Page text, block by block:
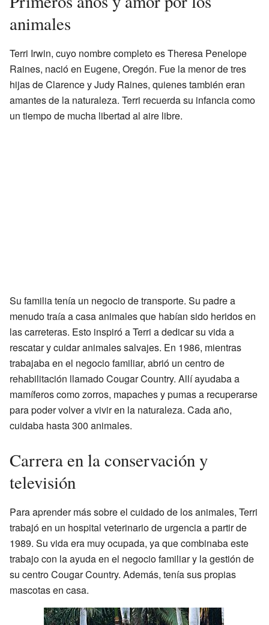
animales
Terri Irwin, cuyo nombre completo es Theresa Penelope
Raines, nació en Eugene, Oregón. Fue la menor de tres
hijas de Clarence y Judy Raines, quienes también eran
amantes de la naturaleza. Terri recuerda su infancia como
un tiempo de mucha libertad al aire libre.
Su familia tenía un negocio de transporte. Su padre a
menudo traía a casa animales que habían sido heridos en
las carreteras. Esto inspiró a Terri a dedicar su vida a
rescatar y cuidar animales salvajes. En 1986, mientras
trabajaba en el negocio familiar, abrió un centro de
rehabilitación llamado Cougar Country. Allí ayudaba a
mamíferos como zorros, mapaches y pumas a recuperarse
para poder volver a vivir en la naturaleza. Cada año,
cuidaba hasta 300 animales.
Carrera en la conservación y
televisión
Para aprender más sobre el cuidado de los animales, Terri
trabajó en un hospital veterinario de urgencia a partir de
1989. Su vida era muy ocupada, ya que combinaba este
trabajo con la ayuda en el negocio familiar y la gestión de
su centro Cougar Country. Además, tenía sus propias
mascotas en casa.